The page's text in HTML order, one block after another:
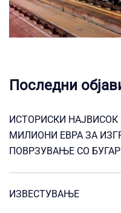
Последни
ИСТОРИСКИ НАЈВИСОК
МИЛИОНИ ЕВРА ЗА
ПОВРЗУВАЊЕ СО
ИЗВЕСТУВАЊЕ